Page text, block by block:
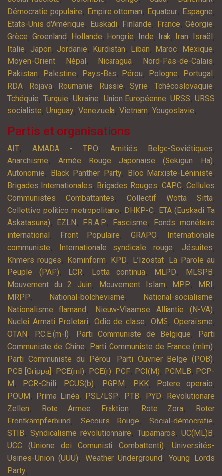
Démocratie populaire, Empire ottoman, Equateur, Espagne,
Etats-Unis d'Amérique, Euskadi, Finlande, France,Géorgie,
Grèce, Groenland , Hollande, Hongrie, Inde, Irak, Iran, Israël ,
Italie, Japon, Jordanie, Kurdistan, Liban, Maroc, Mexique,
Moyen-Orient, Népal , Nicaragua, Nord-Pas-de-Calais,
Pakistan, Palestine, Pays-Bas, Pérou, Pologne, Portugal ,
RDA, Rojava, Roumanie, Russie, Syrie, Tchécoslovaquie,
Tchéquie,Turquie,Ukraine, Union Européenne, URSS,URSS
socialiste, Uruguay, Venezuela, Vietnam, Yougoslavie,
Partis et organisations
AIT, AMADA - TPO,Amitiés Belgo-Soviétiques,
Anarchisme, Armée Rouge Japonaise (Sekigun Ha),
Autonomie, Black Panther Party, Bloc Marxiste-Léniniste,
Brigades Internationales, Brigades Rouges, CAPC,Cellules
Communistes Combattantes, Collectif Wotta Sitta,
Collettivo politico metropolitano, DHKP-C, ETA (Euskadi Ta
Askatasuna), EZLN , F.R.A.P, Fascisme,
Fonds monétaire
international , Front Populaire, GRAPO,
Internationale
communiste, Internationale syndicale rouge, Jésuites,
Khmers rouges, Kominform, KPD, L’Izostat, La Parole au
Peuple (PAP), LCR, Lotta continua, MLPD, MLSPB,
Mouvement du 2 Juin, Mouvement Islam, MPP, MRI ,
MRPP, National-bolchevisme, National-socialisme,
Nationalisme flamand , Nieuw-Vlaamse Alliantie (N-VA),
Nuclei Armati Proletari, Odio de clase,OMS,Operaïsme,
OTAN , P.C.E.(m-l), Parti Communiste de Belgique,
Parti
Communiste de Chine, Parti Communiste de France (mlm),
Parti Communiste du Pérou, Parti Ouvrier Belge (POB),
PCB [Grippa] , PCE(ml), PCE(r), PCF, PCI(M), PCMLB, PCP-
M , PCR-Chili, PCUS(b), PGPM , PKK, Potere operaio,
POUM , Prima Linéa, PSL/LSP, PTB, PYD,
Revolutionäre
Zellen, Rote Armee Fraktion, Rote Zora,
Roter
Frontkämpferbund , Secours Rouge, Social-démocratie,
STIB, Syndicalisme révolutionnaire, Tupamaros, UC(ML)B,
UCC (Unione dei Comunisti Combattenti),Universités-
Usines-Union (UUU), Weather Underground ,Young Lords
Party,